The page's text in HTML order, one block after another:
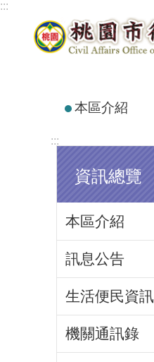
跳到主要內容區塊
:::
本區介紹
:::
資訊總覽
本區介紹
訊息公告
生活便民資訊
機關通訊錄